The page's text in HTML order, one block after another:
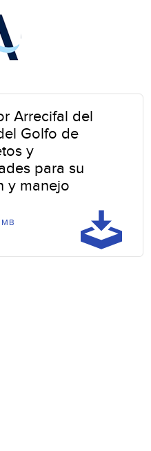
Arrecifal del
Golfo de
y
para su
y manejo